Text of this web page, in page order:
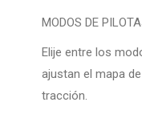
MODOS DE
Elije entre los
ajustan el mapa
tracción.